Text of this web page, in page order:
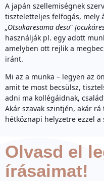
A japán szellemiségnek
tiszteletteljes felfogás, mely
„Otsukaresama desu”
használják pl. egy adott
amelyben ott rejlik a
iránt.
Mi az a munka – legyen az
amit te most becsülsz,
adni ma kollégáidnak,
Akár szavak szintjén, akár
hétköznapi helyzetre ezzel a
Olvasd el
írásaimat!